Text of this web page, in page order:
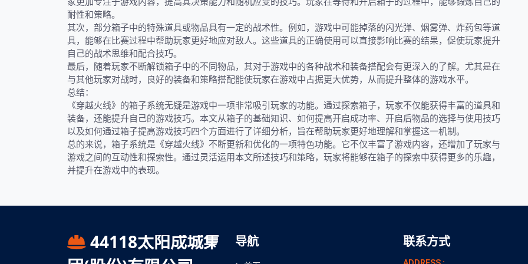
耐性和策略。
其次，部分箱子中的特殊道具或物品具有一定的战术性。例如，游戏中可能掉落的闪光弹、烟雾弹、炸药包等道
具，能够在比赛过程中帮助玩家更好地应对敌人。这些道具的正确使用可以直接影响比赛的结果，促使玩家提升
自己的战术思维和配合技巧。
最后，随着玩家不断解锁箱子中的不同物品，其对于游戏中的各种战术和装备搭配会有更深入的了解。尤其是在
与其他玩家对战时，良好的装备和策略搭配能使玩家在游戏中占据更大优势，从而提升整体的游戏水平。
总结：
《穿越火线》的箱子系统无疑是游戏中一项非常吸引玩家的功能。通过探索箱子，玩家不仅能获得丰富的道具和
装备，还能提升自己的游戏技巧。本文从箱子的基础知识、如何提高开启成功率、开启后物品的选择与使用技巧
以及如何通过箱子提高游戏技巧四个方面进行了详细分析，旨在帮助玩家更好地理解和掌握这一机制。
总的来说，箱子系统是《穿越火线》不断更新和优化的一项特色功能。它不仅丰富了游戏内容，还增加了玩家与
游戏之间的互动性和探索性。通过灵活运用本文所述技巧和策略，玩家将能够在箱子的探索中获得更多的乐趣，
并提升在游戏中的表现。
44118太阳成城集
导航 联系方式